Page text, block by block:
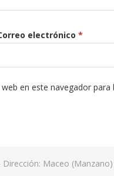
electrónico *
en este navegador
Dirección: Maceo